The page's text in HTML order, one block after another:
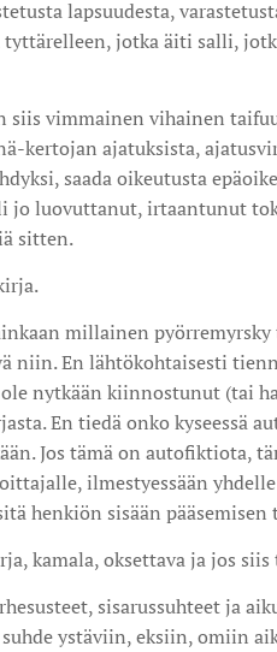
lapsuudesta,
tyttärelleen, jotka äiti salli,
siis vimmainen vihainen
kertojan ajatuksista,
saada oikeutusta
jo luovuttanut, irtaantunut
sitten.
millainen
niin. En lähtökohtaisesti
nytkään kiinnostunut (tai
En tiedä onko kyseessä
Jos tämä on autofiktiota,
ilmestyessään
henkiön sisään
kamala, oksettava ja jos
sisarussuhteet ja
ystäviin, eksiin, omiin